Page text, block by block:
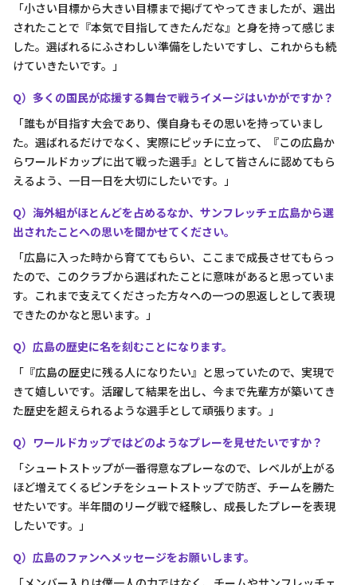
「小さい目標から大きい目標まで掲げてやってきましたが、選出
されたことで『本気で目指してきたんだな』と身を持って感じま
した。選ばれるにふさわしい準備をしたいですし、これからも続
けていきたいです。」
Q）多くの国民が応援する舞台で戦うイメージはいかがですか？
「誰もが目指す大会であり、僕自身もその思いを持っていまし
た。選ばれるだけでなく、実際にピッチに立って、『この広島か
らワールドカップに出て戦った選手』として皆さんに認めてもら
えるよう、一日一日を大切にしたいです。」
Q）海外組がほとんどを占めるなか、サンフレッチェ広島から選
出されたことへの思いを聞かせてください。
「広島に入った時から育ててもらい、ここまで成長させてもらっ
たので、このクラブから選ばれたことに意味があると思っていま
す。これまで支えてくださった方々への一つの恩返しとして表現
できたのかなと思います。」
Q）広島の歴史に名を刻むことになります。
「『広島の歴史に残る人になりたい』と思っていたので、実現で
きて嬉しいです。活躍して結果を出し、今まで先輩方が築いてき
た歴史を超えられるような選手として頑張ります。」
Q）ワールドカップではどのようなプレーを見せたいですか？
「シュートストップが一番得意なプレーなので、レベルが上がる
ほど増えてくるピンチをシュートストップで防ぎ、チームを勝た
せたいです。半年間のリーグ戦で経験し、成長したプレーを表現
したいです。」
Q）広島のファンへメッセージをお願いします。